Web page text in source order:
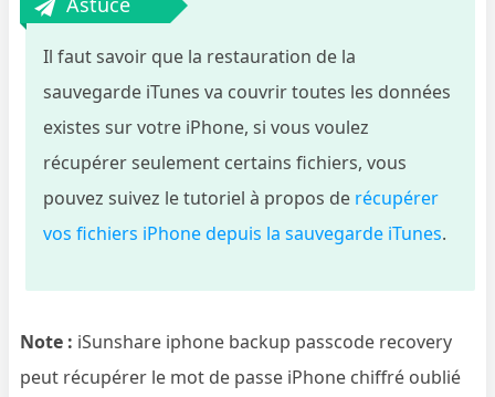
Il faut savoir que la restauration de la
sauvegarde iTunes va couvrir toutes les données
existes sur votre iPhone, si vous voulez
récupérer seulement certains fichiers, vous
pouvez suivez le tutoriel à propos de récupérer
vos fichiers iPhone depuis la sauvegarde iTunes.
Note : iSunshare iphone backup passcode recovery
peut récupérer le mot de passe iPhone chiffré oublié